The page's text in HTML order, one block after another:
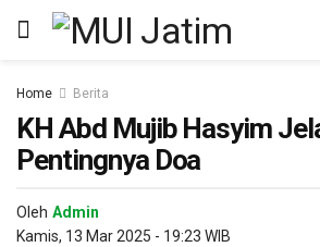
Home Berita
KH Abd Mujib Hasyim
Pentingnya Doa
Oleh Admin
Kamis, 13 Mar 2025 - 19:23 WIB